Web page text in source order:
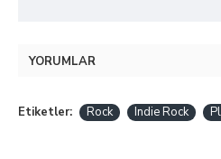
YORUMLAR
Etiketler: Rock Indie Rock